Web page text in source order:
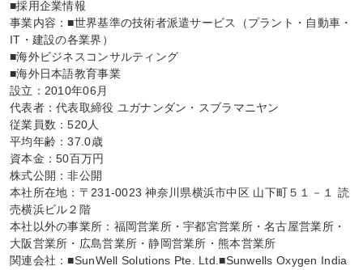
■採用企業情報
事業内容：■世界基準の技術者派遣サービス（プラント・自動車・
IT・建設の各業界）
■海外ビジネスコンサルティング
■海外日本語教育事業
設立：2010年06月
代表者：代表取締役 ユガナンダン・スブラマニヤン
従業員数：520人
平均年齢：37.0歳
資本金：50百万円
株式公開：非公開
本社所在地：〒231-0023 神奈川県横浜市中区 山下町５１－１ 読
売横浜ビル２階
本社以外の事業所：福岡営業所・宇都宮営業所・名古屋営業所・
大阪営業所・広島営業所・静岡営業所・熊本営業所
関連会社：■SunWell Solutions Pte. Ltd.■Sunwells Oxygen India